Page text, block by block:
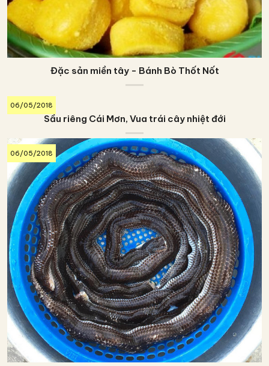
Đặc sản miền tây - Bánh Bò Thốt Nốt
06/05/2018
Sầu riêng Cái Mơn, Vua trái cây nhiệt đới
06/05/2018